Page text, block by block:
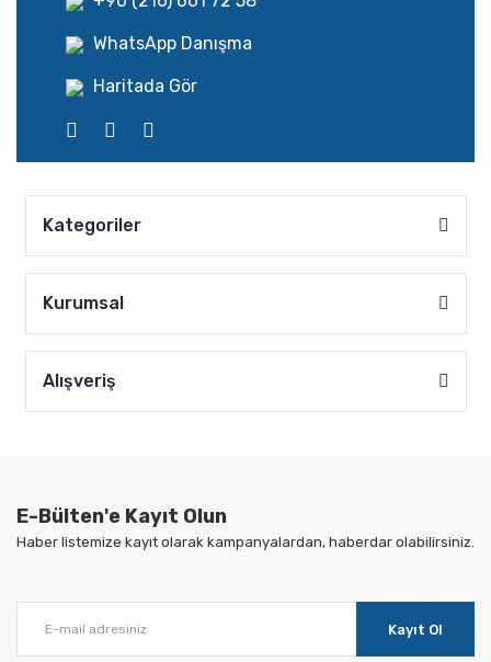
WhatsApp Danışma
Haritada Gör
Kategoriler
Kurumsal
Alışveriş
E-Bülten'e Kayıt Olun
Haber listemize kayıt olarak kampanyalardan, haberdar olabilirsiniz.
Kayıt Ol